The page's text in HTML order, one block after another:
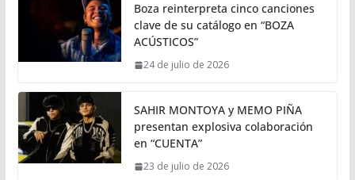
Boza reinterpreta cinco canciones
clave de su catálogo en “BOZA
ACÚSTICOS”
24 de julio de 2026
SAHIR MONTOYA y MEMO PIÑA
presentan explosiva colaboración
en “CUENTA”
23 de julio de 2026